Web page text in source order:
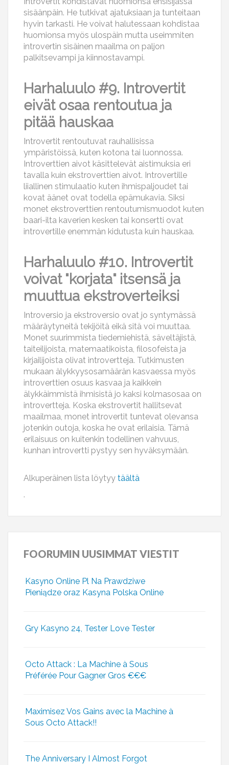
sisäänpäin. He tutkivat ajatuksiaan ja tunteitaan
hyvin tarkasti. He voivat halutessaan kohdistaa
huomionsa myös ulospäin mutta useimmiten
introvertin sisäinen maailma on paljon
palkitsevampi ja kiinnostavampi.
Harhaluulo #9. Introvertit
eivät osaa rentoutua ja
pitää hauskaa
Introvertit rentoutuvat rauhallisissa
ympäristöissä, kuten kotona tai luonnossa.
Introverttien aivot käsittelevät aistimuksia eri
tavalla kuin ekstroverttien aivot. Introvertille
liiallinen stimulaatio kuten ihmispaljoudet tai
kovat äänet ovat todella epämukavia. Siksi
monet ekstroverttien rentoutumismuodot kuten
baari-ilta kaverien kesken tai konsertti ovat
introvertille enemmän kidutusta kuin hauskaa.
Harhaluulo #10. Introvertit
voivat "korjata" itsensä ja
muuttua ekstroverteiksi
Introversio ja ekstroversio ovat jo syntymässä
määräytyneitä tekijöitä eikä sitä voi muuttaa.
Monet suurimmista tiedemiehistä, säveltäjistä,
taiteilijoista, matemaatikoista, filosofeista ja
kirjailijoista olivat introvertteja. Tutkimusten
mukaan älykkyysosamäärän kasvaessa myös
introverttien osuus kasvaa ja kaikkein
älykkäimmistä ihmisistä jo kaksi kolmasosaa on
introvertteja. Koska ekstrovertit hallitsevat
maailmaa, monet introvertit tuntevat olevansa
jotenkin outoja, koska he ovat erilaisia. Tämä
erilaisuus on kuitenkin todellinen vahvuus,
kunhan introvertti pystyy sen hyväksymään.
Alkuperäinen lista löytyy täältä
.
FOORUMIN UUSIMMAT VIESTIT
Kasyno Online Pl Na Prawdziwe
Pieniądze oraz Kasyna Polska Online
Gry Kasyno 24, Tester Love Tester
Octo Attack : La Machine à Sous
Préférée Pour Gagner Gros €€€
Maximisez Vos Gains avec la Machine à
Sous Octo Attack!!
The Anniversary I Almost Forgot